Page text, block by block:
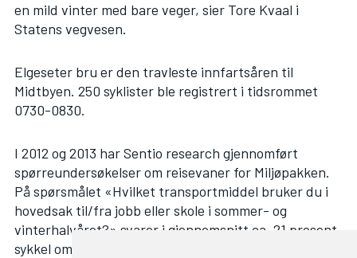
en mild vinter med bare veger, sier Tore Kvaal i
Statens vegvesen.
Elgeseter bru er den travleste innfartsåren til
Midtbyen. 250 syklister ble registrert i tidsrommet
0730-0830.
I 2012 og 2013 har Sentio research gjennomført
spørreundersøkelser om reisevaner for Miljøpakken.
På spørsmålet «Hvilket transportmiddel bruker du i
hovedsak til/fra jobb eller skole i sommer- og
vinterhalvåret?» svarer i gjennomsnitt ca. 21 prosent
sykkel om sommeren og ca. 6 prosent sykkel om